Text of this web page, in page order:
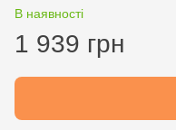
В наявності
1 939 грн